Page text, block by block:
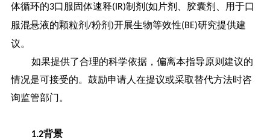
体循环的3口服固体速释(IR)制剂 (如片剂、胶囊剂、用于口
服混悬液的颗粒剂 /粉剂 )开展生物等效性(BE)研究提供建
议。
如果提供了合理的科学依据，偏离本指导原则建议的
情况是可接受的。鼓励申请人在提议或采取替代方法时咨
询监管部门。
1.2背景